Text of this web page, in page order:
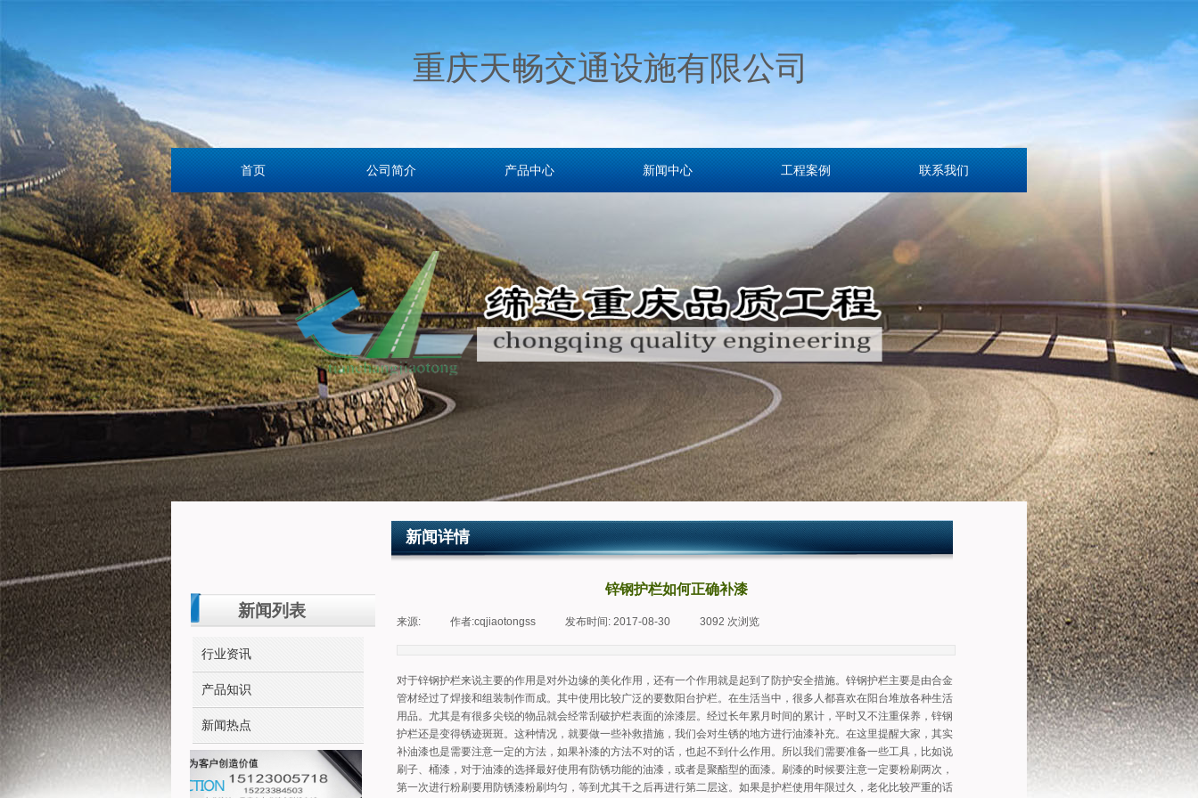
新闻详情
锌钢护栏如何正确补漆
来源: 作者:cqjiaotongss 发布时间: 2017-08-30 3092 次浏览
对于锌钢护栏来说主要的作用是对外边缘的美化作用，还有一个作用就是起到了防护安全措施。锌钢护栏主要是由合金
管材经过了焊接和组装制作而成。其中使用比较广泛的要数阳台护栏。在生活当中，很多人都喜欢在阳台堆放各种生活
用品。尤其是有很多尖锐的物品就会经常刮破护栏表面的涂漆层。经过长年累月时间的累计，平时又不注重保养，锌钢
护栏还是变得锈迹斑斑。这种情况，就要做一些补救措施，我们会对生锈的地方进行油漆补充。在这里提醒大家，其实
补油漆也是需要注意一定的方法，如果补漆的方法不对的话，也起不到什么作用。所以我们需要准备一些工具，比如说
刷子、桶漆，对于油漆的选择最好使用有防锈功能的油漆，或者是聚酯型的面漆。刷漆的时候要注意一定要粉刷两次，
第一次进行粉刷要用防锈漆粉刷均匀，等到尤其干之后再进行第二层这。如果是护栏使用年限过久，老化比较严重的话
行业资讯
产品知识
新闻热点
新闻列表
重庆天畅交通设施有限公司
首页 公司简介 产品中心 新闻中心 工程案例 联系我们